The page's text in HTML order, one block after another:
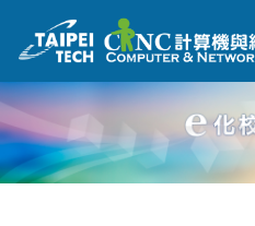
到
要
內
容
區